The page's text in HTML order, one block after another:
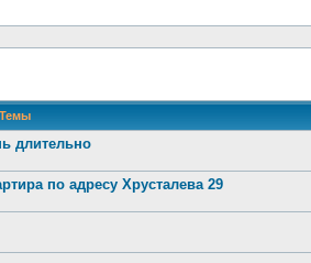
Темы
длительно
по адресу Хрусталева 29